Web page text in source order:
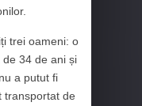
trei oameni: o
34 de ani și
a putut fi
transportat de